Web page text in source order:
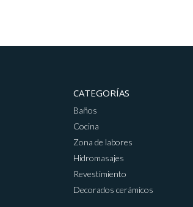
CATEGORÍAS
Baños
Cocina
Zona de labores
Hidromasajes
Revestimiento
Decorados cerámicos